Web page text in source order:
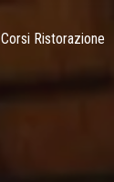
Corsi Ristorazione